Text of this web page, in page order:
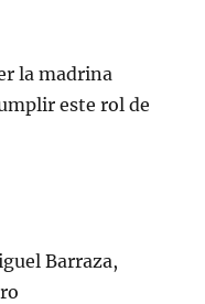
la madrina
este rol de
Barraza,